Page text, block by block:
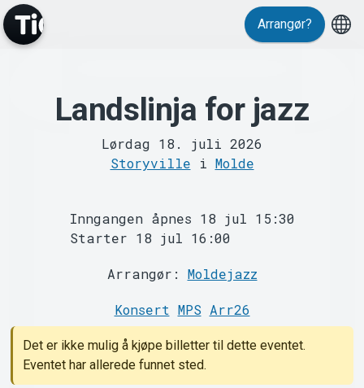
MyTickster
Support
Arrangør?
Landslinja for jazz
Lørdag 18. juli 2026
Storyville i Molde
Inngangen åpnes 18 jul 15:30
Starter 18 jul 16:00
Arrangør: Moldejazz
Konsert MPS Arr26
Det er ikke mulig å kjøpe billetter til dette eventet.
Eventet har allerede funnet sted.